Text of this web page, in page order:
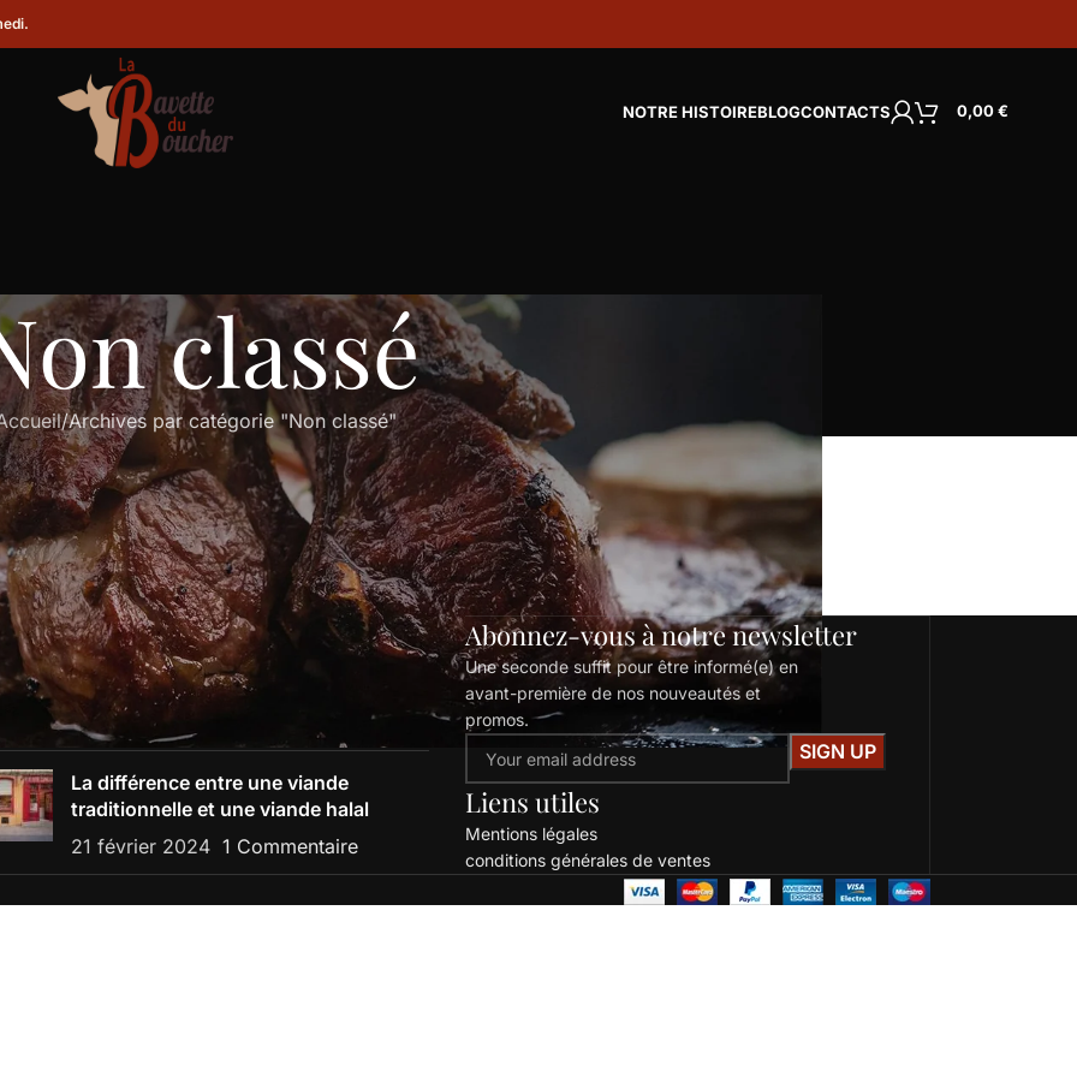
NOTRE HISTOIREBLOGCONTACTS 0,00€
classé
Archives par catégorie "Non classé"
RÉCENTS
viande choisir pour un sauté d’agneau ?
2024
La différence entre une viande
traditionnelle et une viande halal
21 février 2024 1 Commentaire
Abonnez-vous à notre newsletter
Une seconde suffit pour être informé(e) en
avant-première de nos nouveautés et
promos.
Liens utiles
Mentions légales
conditions générales de ventes